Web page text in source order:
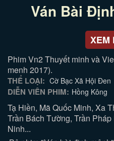
Ván Bài
XEM
Phim Vn2 Thuyết minh và
menh 2017).
THỂ LOẠI: Cờ Bạc Xã Hội Đen
DIỄN VIÊN PHIM: Hồng Kông
Tạ Hiền, Mã Quốc Minh, Xa
Trần Bách Tường, Trần
Ninh...